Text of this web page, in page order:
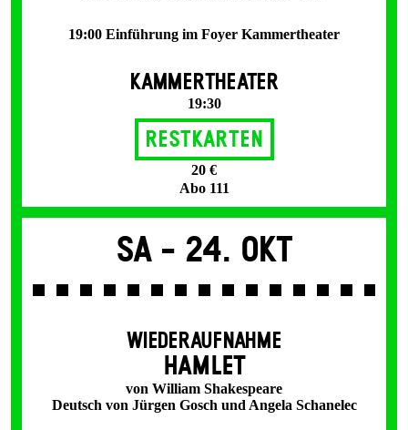
19:00 Einführung im Foyer Kammertheater
KAMMERTHEATER
19:30
Restkarten
20 €
Abo 111
Sa - 24. Okt
WIEDERAUFNAHME
HAMLET
von William Shakespeare
Deutsch von Jürgen Gosch und Angela Schanelec